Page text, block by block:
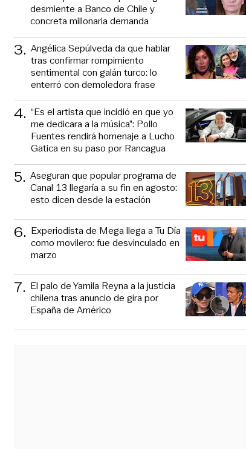
desmiente a Banco de Chile y
concreta millonaria demanda
3. Angélica Sepúlveda da que hablar
tras confirmar rompimiento
sentimental con galán turco: lo
enterró con demoledora frase
4. “Es el artista que incidió en que yo
me dedicara a la música”: Pollo
Fuentes rendirá homenaje a Lucho
Gatica en su paso por Rancagua
5. Aseguran que popular programa de
Canal 13 llegaría a su fin en agosto:
esto dicen desde la estación
6. Experiodista de Mega llega a Tu Día
como movilero: fue desvinculado en
marzo
7. El palo de Yamila Reyna a la justicia
chilena tras anuncio de gira por
España de Américo